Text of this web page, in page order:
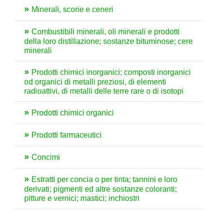
Minerali, scorie e ceneri
Combustibili minerali, oli minerali e prodotti
della loro distillazione; sostanze bituminose; cere
minerali
Prodotti chimici inorganici; composti inorganici
od organici di metalli preziosi, di elementi
radioattivi, di metalli delle terre rare o di isotopi
Prodotti chimici organici
Prodotti farmaceutici
Concimi
Estratti per concia o per tinta; tannini e loro
derivati; pigmenti ed altre sostanze coloranti;
pitture e vernici; mastici; inchiostri